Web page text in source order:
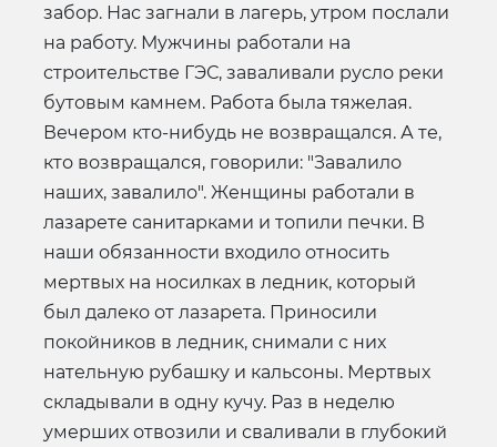
забор. Нас загнали в лагерь, утром послали
на работу. Мужчины работали на
строительстве ГЭС, заваливали русло реки
бутовым камнем. Работа была тяжелая.
Вечером кто-нибудь не возвращался. А те,
кто возвращался, говорили: "Завалило
наших, завалило". Женщины работали в
лазарете санитарками и топили печки. В
наши обязанности входило относить
мертвых на носилках в ледник, который
был далеко от лазарета. Приносили
покойников в ледник, снимали с них
нательную рубашку и кальсоны. Мертвых
складывали в одну кучу. Раз в неделю
умерших отвозили и сваливали в глубокий